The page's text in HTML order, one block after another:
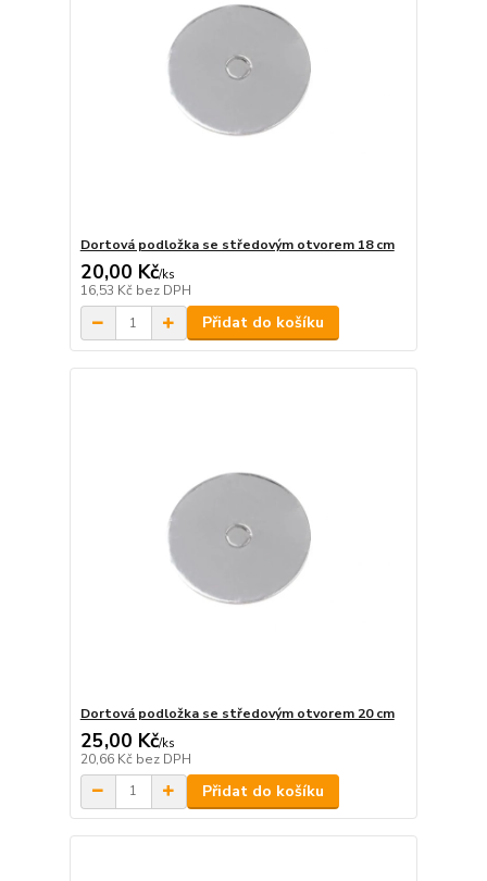
Dortová podložka se středovým otvorem 18 cm
20,00 Kč/ks
16,53 Kč bez DPH
Přidat do košíku
Dortová podložka se středovým otvorem 20 cm
25,00 Kč/ks
20,66 Kč bez DPH
Přidat do košíku